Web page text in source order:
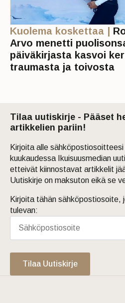
Kuolema koskettaa |
Arvo menetti
päiväkirjasta kasvoi
traumasta ja toivosta
Tilaa uutiskirje - Pääset
artikkelien pariin!
Kirjoita alle
kuukaudessa Ikuisuusmedian
etteivät kiinnostavat artikkelit
Uutiskirje on maksuton eikä se
Kirjoita tähän sähköpostiosoite,
tulevan:
Tilaa Uutiskirje